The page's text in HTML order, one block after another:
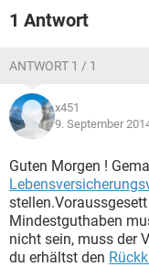
1 Antwort
ANTWORT 1 / 1
x451
9. September
Guten Morgen !
Mindestguthaben
nicht sein, muss der
du erhältst den